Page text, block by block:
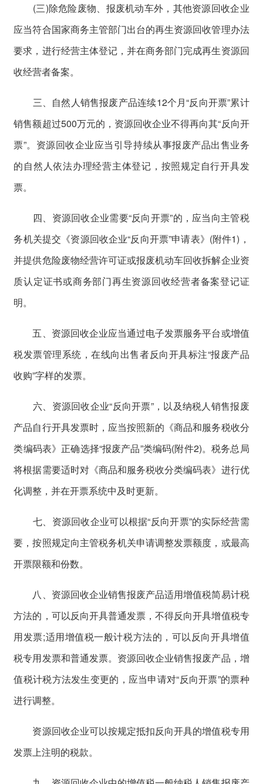
(三)除危险废物、报废机动车外，其他资源回收企业
应当符合国家商务主管部门出台的再生资源回收管理办法
要求，进行经营主体登记，并在商务部门完成再生资源回
收经营者备案。
三、自然人销售报废产品连续12个月“反向开票”累计
销售额超过500万元的，资源回收企业不得再向其“反向开
票”。资源回收企业应当引导持续从事报废产品出售业务
的自然人依法办理经营主体登记，按照规定自行开具发
票。
四、资源回收企业需要“反向开票”的，应当向主管税
务机关提交《资源回收企业“反向开票”申请表》(附件1)，
并提供危险废物经营许可证或报废机动车回收拆解企业资
质认定证书或商务部门再生资源回收经营者备案登记证
明。
五、资源回收企业应当通过电子发票服务平台或增值
税发票管理系统，在线向出售者反向开具标注“报废产品
收购”字样的发票。
六、资源回收企业“反向开票”，以及纳税人销售报废
产品自行开具发票时，应当按照新的《商品和服务税收分
类编码表》正确选择“报废产品”类编码(附件2)。税务总局
将根据需要适时对《商品和服务税收分类编码表》进行优
化调整，并在开票系统中及时更新。
七、资源回收企业可以根据“反向开票”的实际经营需
要，按照规定向主管税务机关申请调整发票额度，或最高
开票限额和份数。
八、资源回收企业销售报废产品适用增值税简易计税
方法的，可以反向开具普通发票，不得反向开具增值税专
用发票;适用增值税一般计税方法的，可以反向开具增值
税专用发票和普通发票。资源回收企业销售报废产品，增
值税计税方法发生变更的，应当申请对“反向开票”的票种
进行调整。
资源回收企业可以按规定抵扣反向开具的增值税专用
发票上注明的税款。